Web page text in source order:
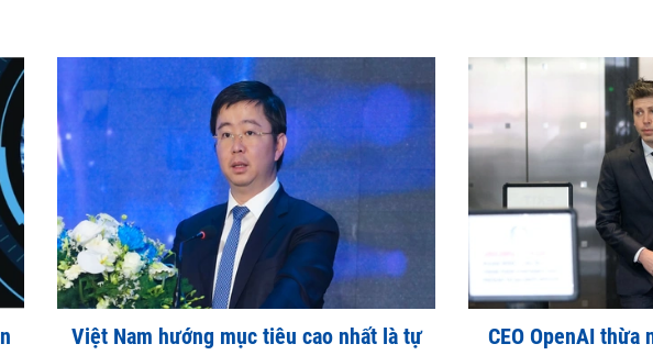
Việt Nam hướng mục tiêu cao nhất là tự
CEO OpenAI thừa